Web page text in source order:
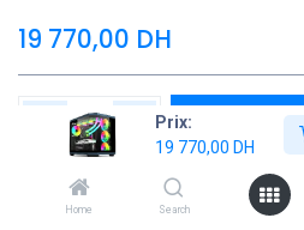
Prix:
19 770,00 DH
Home Search
19 770,00 DH
Ajouter à la liste de souhaits
Contactez Nous